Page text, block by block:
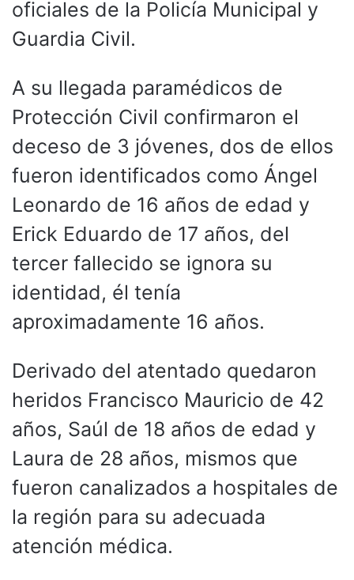
oficiales de la Policía Municipal y
Guardia Civil.
A su llegada paramédicos de
Protección Civil confirmaron el
deceso de 3 jóvenes, dos de ellos
fueron identificados como Ángel
Leonardo de 16 años de edad y
Erick Eduardo de 17 años, del
tercer fallecido se ignora su
identidad, él tenía
aproximadamente 16 años.
Derivado del atentado quedaron
heridos Francisco Mauricio de 42
años, Saúl de 18 años de edad y
Laura de 28 años, mismos que
fueron canalizados a hospitales de
la región para su adecuada
atención médica.